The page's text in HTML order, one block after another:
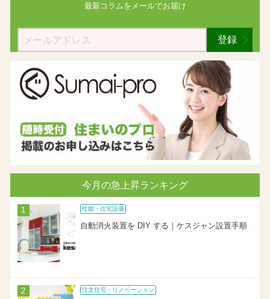
最新コラムを メールでお届け
登録
今月の急上昇ランキング
性能・住宅設備
自動消火装置を DIY する｜ケスジャン設置手順
注文住宅・リノベーション